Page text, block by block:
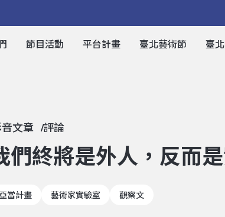
節目活動 平台計畫 臺北藝術節 臺
音文章 評論
們終將是外人，反而
當計畫 藝術家實驗室 觀察文